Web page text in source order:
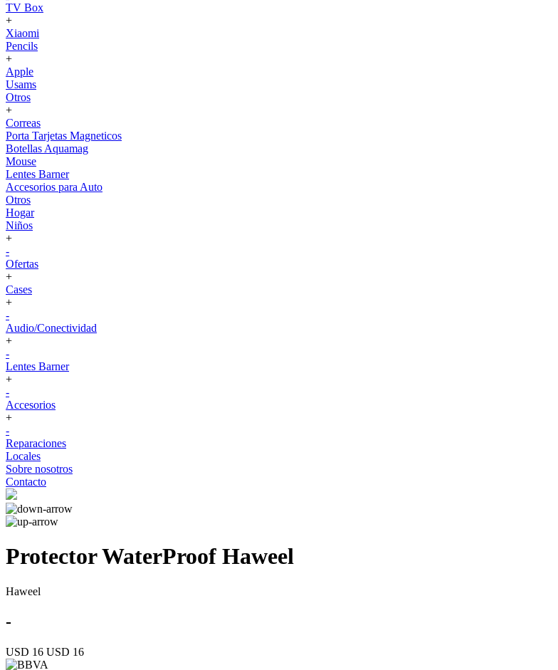
TV Box
+
Xiaomi
Pencils
+
Apple
Usams
Otros
+
Correas
Porta Tarjetas Magneticos
Botellas Aquamag
Mouse
Lentes Barner
Accesorios para Auto
Otros
Hogar
Niños
+
-
Ofertas
+
Cases
+
-
Audio/Conectividad
+
-
Lentes Barner
+
-
Accesorios
+
-
Reparaciones
Locales
Sobre nosotros
Contacto
Protector WaterProof Haweel
Haweel
-
USD 16 USD 16